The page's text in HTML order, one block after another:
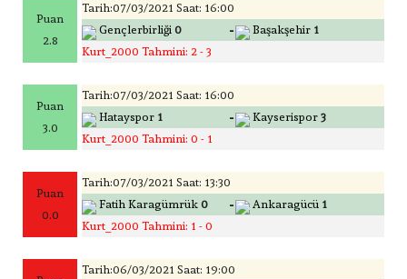
Puan
2.8
Tarih:07/03/2021 Saat: 16:00
Gençlerbirliği 0 - Başakşehir 1
Kurt_2000 Tahmini: 2 - 3
Puan
3.0
Tarih:07/03/2021 Saat: 16:00
Hatayspor 1 - Kayserispor 3
Kurt_2000 Tahmini: 0 - 1
Puan
0.0
Tarih:07/03/2021 Saat: 13:30
Fatih Karagümrük 0 - Ankaragücü 1
Kurt_2000 Tahmini: 1 - 0
Tarih:06/03/2021 Saat: 19:00